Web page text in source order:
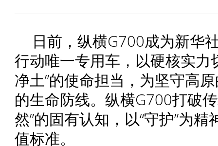
日前，纵横G700成为新华
行动唯一专用车，以硬核实力
净土”的使命担当，为坚守高
的生命防线。纵横G700打破
然”的固有认知，以“守护”为
值标准。